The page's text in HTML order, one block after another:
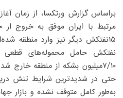
مرتبط با ایران موفق به خروج
۱۵نفتکش دیگر نیز وارد
نفتکش حامل محموله‌های
۷/۱۰‌میلیون بشکه از منطقه خارج
حتی در شدیدترین شرایط تنش
به‌طور کامل متوقف نشده و بازار